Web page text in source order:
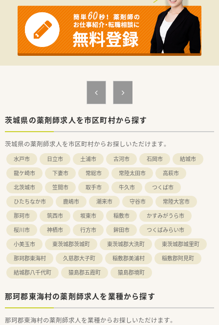
■1日あたりの処方箋は140枚前後、3名体制で運営しています
■JR東海駅近くで、2本の国道に挟まれており周辺は飲食店も多
数あるためお昼休憩にも困りません
≪こんな方にお勧め≫
■遠方への店舗異動を希望しない方にお勧めです♪
■土曜日の午後は外来終了後はお休みになりますのでプライベ
ート重視の方にお勧め
茨城県の薬剤師求人を市区町村から探す
茨城県の薬剤師求人を市区町村からお探しいただけます。
水戸市 日立市 土浦市 古河市 石岡市
結城市
龍ケ崎市
下妻市 常総市 常陸太田市
高萩市
北茨城市
笠間市 取手市 牛久市
つくば市
ひたちなか市
鹿嶋市 潮来市 守谷市
常陸大宮市
那珂市
筑西市 坂東市 稲敷市
かすみがうら市
桜川市
神栖市 行方市 鉾田市
つくばみらい市
小美玉市
東茨城郡茨城町 東茨城郡大洗町
東茨城郡城里町
那珂郡東海村
久慈郡大子町 稲敷郡美浦村
稲敷郡阿見町
結城郡八千代町
猿島郡五霞町 猿島郡境町
那珂郡東海村の薬剤師求人を業種から探す
那珂郡東海村の薬剤師求人を業種からお探しいただけます。